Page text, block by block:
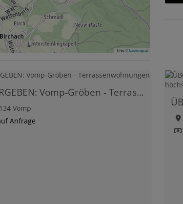
Tiles ©basemap.at
ÜBERGEBEN: Vomp-Gröben - Terrassenwohnungen
Vomp
Anfrage